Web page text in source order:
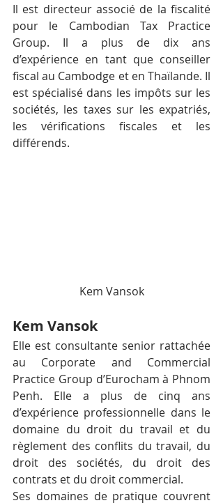
Il est directeur associé de la fiscalité
pour le Cambodian Tax Practice
Group. Il a plus de dix ans
d’expérience en tant que conseiller
fiscal au Cambodge et en Thaïlande. Il
est spécialisé dans les impôts sur les
sociétés, les taxes sur les expatriés,
les vérifications fiscales et les
différends.
Kem Vansok
Kem Vansok
Elle est consultante senior rattachée
au Corporate and Commercial
Practice Group d’Eurocham à Phnom
Penh. Elle a plus de cinq ans
d’expérience professionnelle dans le
domaine du droit du travail et du
règlement des conflits du travail, du
droit des sociétés, du droit des
contrats et du droit commercial.
Ses domaines de pratique couvrent